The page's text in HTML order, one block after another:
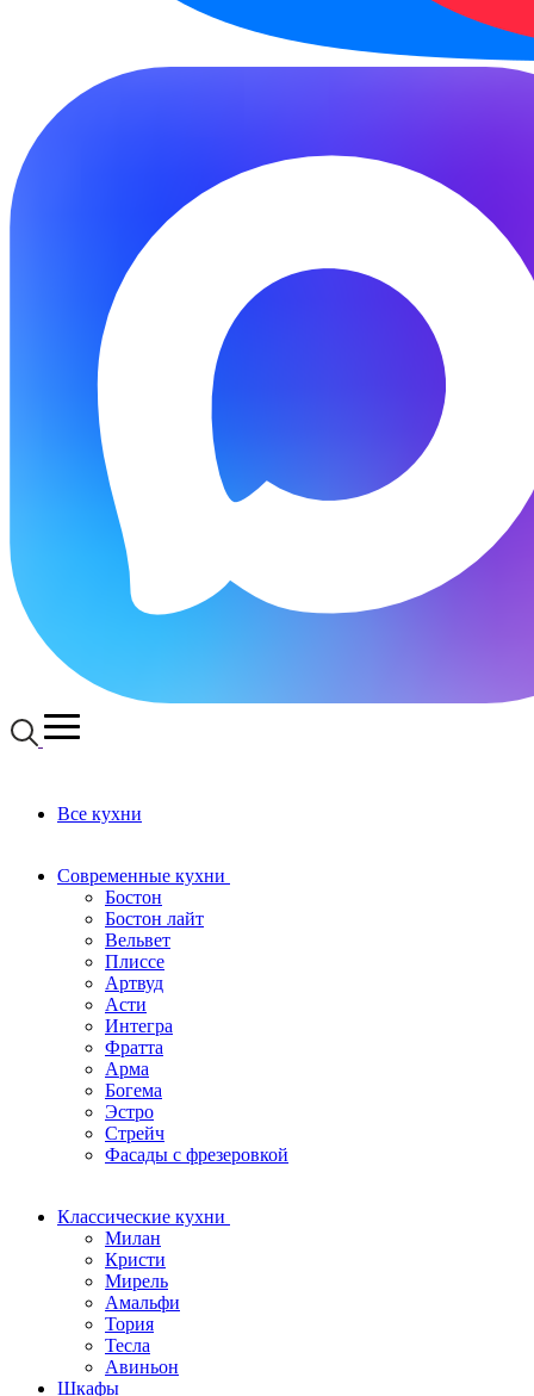
Все кухни
Современные кухни
Бостон
Бостон лайт
Вельвет
Плиссе
Артвуд
Асти
Интегра
Фратта
Арма
Богема
Эстро
Стрейч
Фасады с фрезеровкой
Классические кухни
Милан
Кристи
Мирель
Амальфи
Тория
Тесла
Авиньон
Шкафы